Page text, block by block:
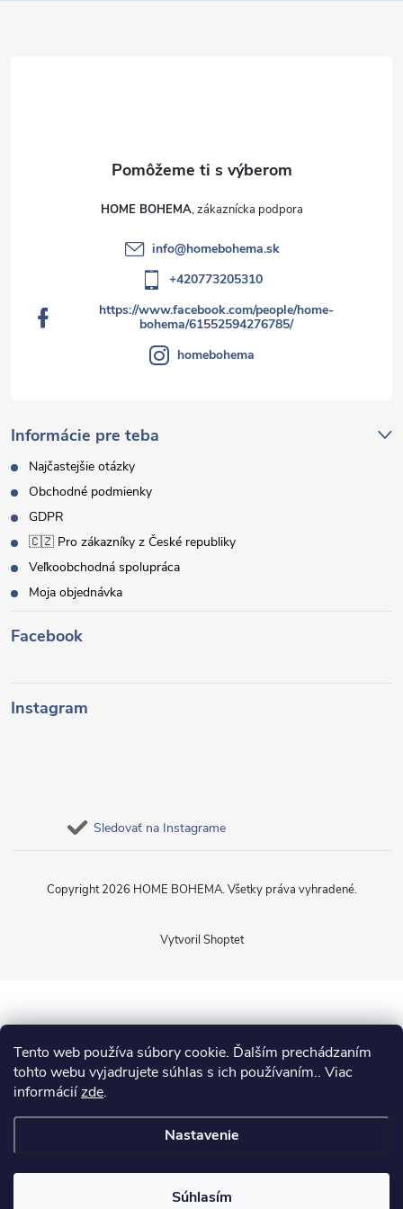
Tento web používa súbory cookie. Ďalším prechádzaním
tohto webu vyjadrujete súhlas s ich používaním.. Viac
informáciízde.
Nastavenie
Súhlasím
Informácie pre teba
Najčastejšie otázky
Obchodné podmienky
GDPR
🇨🇿 Pro zákazníky z České republiky
Veľkoobchodná spolupráca
Moja objednávka
HOME BOHEMA
info@homebohema.sk
+420773205310
https://www.facebook.com/people/home-
bohema/61552594276785/
homebohema
Facebook
Instagram
Sledovať na Instagrame
Vytvoril Shoptet
Copyright 2026 HOME BOHEMA. Všetky práva vyhradené.